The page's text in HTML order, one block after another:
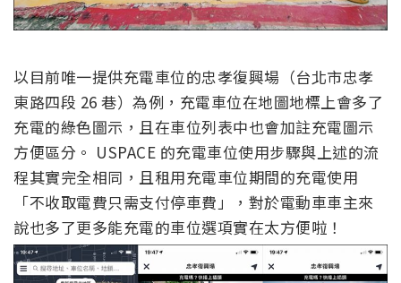
以目前唯一提供充電車位的忠孝復興場（台北市忠孝
東路四段 26 巷）為例，充電車位在地圖地標上會多了
充電的綠色圖示，且在車位列表中也會加註充電圖示
方便區分。 USPACE 的充電車位使用步驟與上述的流
程其實完全相同，且租用充電車位期間的充電使用
「不收取電費只需支付停車費」，對於電動車車主來
說也多了更多能充電的車位選項實在太方便啦！